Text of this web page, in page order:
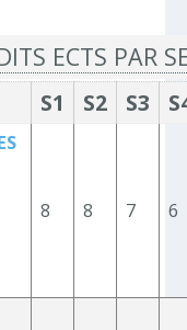
ECTS PAR
S1 S2 S3
8 8 7 6